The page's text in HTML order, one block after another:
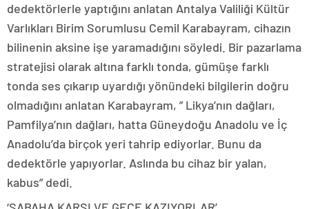
dedektörlerle yaptığını anlatan Antalya Valiliği Kültür
Varlıkları Birim Sorumlusu Cemil Karabayram, cihazın
bilinenin aksine işe yaramadığını söyledi. Bir pazarlama
stratejisi olarak altına farklı tonda, gümüşe farklı
tonda ses çıkarıp uyardığı yönündeki bilgilerin doğru
olmadığını anlatan Karabayram, ” Likya’nın dağları,
Pamfilya’nın dağları, hatta Güneydoğu Anadolu ve İç
Anadolu’da birçok yeri tahrip ediyorlar. Bunu da
dedektörle yapıyorlar. Aslında bu cihaz bir yalan,
kabus” dedi.